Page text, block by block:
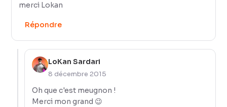
merci Lokan
Répondre
LoKan Sardari
8 décembre 2015
Oh que c'est meugnon !
Merci mon grand 😉